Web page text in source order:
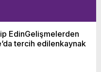
EdinGelişmelerden
tercih edilenkaynak